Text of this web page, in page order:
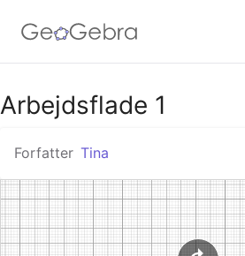
Google Classroom
GeoGebra Classroom
Log ind
Arbejdsflade 1
Forfatter Tina